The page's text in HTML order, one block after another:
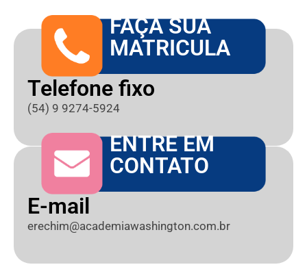
FAÇA SUA
MATRICULA
Telefone fixo
(54) 9 9274-5924
ENTRE EM
CONTATO
E-mail
erechim@academiawashington.com.br